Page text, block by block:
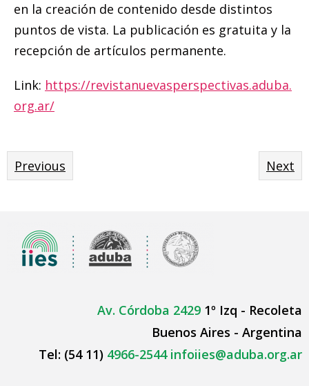
en la creación de contenido desde distintos
puntos de vista. La publicación es gratuita y la
recepción de artículos permanente.
Link: https://revistanuevasperspectivas.aduba.
org.ar/
Previous Next
Av. Córdoba 2429 1º Izq - Recoleta
Buenos Aires - Argentina
Tel: (54 11) 4966-2544 infoiies@aduba.org.ar